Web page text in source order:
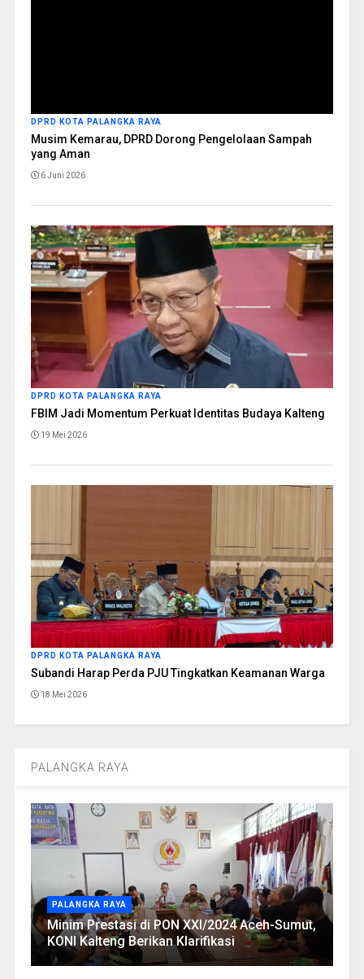
DPRD KOTA PALANGKA RAYA
Musim Kemarau, DPRD Dorong Pengelolaan Sampah
yang Aman
6 Juni 2026
DPRD KOTA PALANGKA RAYA
FBIM Jadi Momentum Perkuat Identitas Budaya Kalteng
19 Mei 2026
DPRD KOTA PALANGKA RAYA
Subandi Harap Perda PJU Tingkatkan Keamanan Warga
18 Mei 2026
PALANGKA RAYA
PALANGKA RAYA
Minim Prestasi di PON XXI/2024 Aceh-Sumut,
KONI Kalteng Berikan Klarifikasi